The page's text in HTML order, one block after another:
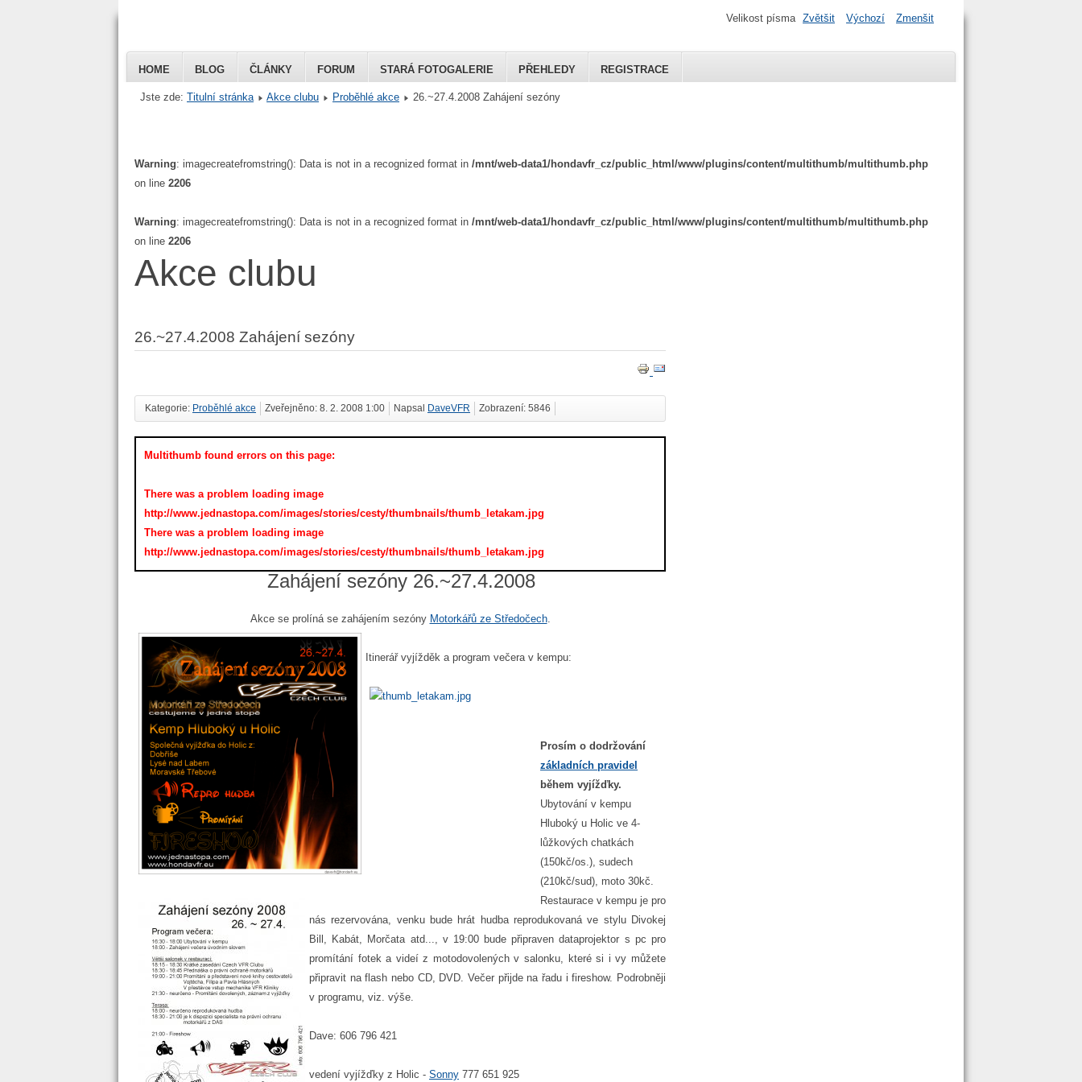
Czech
HOME BLOG ČLÁNKY FORUM STARÁ FOTOGALERIE PŘEHLEDY REGISTRACE
Velikost písma Zvětšit Výchozí Zmenšit
Jste zde: Titulní stránka Akce clubu Proběhlé akce 26.~27.4.2008 Zahájení sezóny
Warning: imagecreatefromstring(): Data is not in a recognized format in /mnt/web-data1/hondavfr_cz/public_html/www/plugins/content/multithumb/multithumb.php
on line 2206
Warning: imagecreatefromstring(): Data is not in a recognized format in /mnt/web-data1/hondavfr_cz/public_html/www/plugins/content/multithumb/multithumb.php
on line 2206
Akce clubu
26.~27.4.2008 Zahájení sezóny
Kategorie: Proběhlé akce Zveřejněno: 8. 2. 2008 1:00 Napsal DaveVFR Zobrazení: 5846
Multithumb found errors on this page:
There was a problem loading image
http://www.jednastopa.com/images/stories/cesty/thumbnails/thumb_letakam.jpg
There was a problem loading image
http://www.jednastopa.com/images/stories/cesty/thumbnails/thumb_letakam.jpg
Zahájení sezóny 26.~27.4.2008
Akce se prolíná se zahájením sezóny Motorkářů ze Středočech.
Itinerář vyjížděk a program večera v kempu:
Prosím o dodržování
základních pravidel
během vyjížďky.
Ubytování v kempu
Hluboký u Holic ve 4-
lůžkových chatkách
(150kč/os.), sudech
(210kč/sud), moto 30kč.
Restaurace v kempu je pro
nás rezervována, venku bude hrát hudba reprodukovaná ve stylu Divokej
Bill, Kabát, Morčata atd..., v 19:00 bude připraven dataprojektor s pc pro
promítání fotek a videí z motodovolených v salonku, které si i vy můžete
připravit na flash nebo CD, DVD. Večer přijde na řadu i fireshow. Podrobněji
v programu, viz. výše.
Dave: 606 796 421
vedení vyjížďky z Holic - Sonny 777 651 925